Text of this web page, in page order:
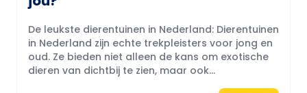
De leukste dierentuinen in Nederland: Dierentuinen
in Nederland zijn echte trekpleisters voor jong en
oud. Ze bieden niet alleen de kans om exotische
dieren van dichtbij te zien, maar ook...